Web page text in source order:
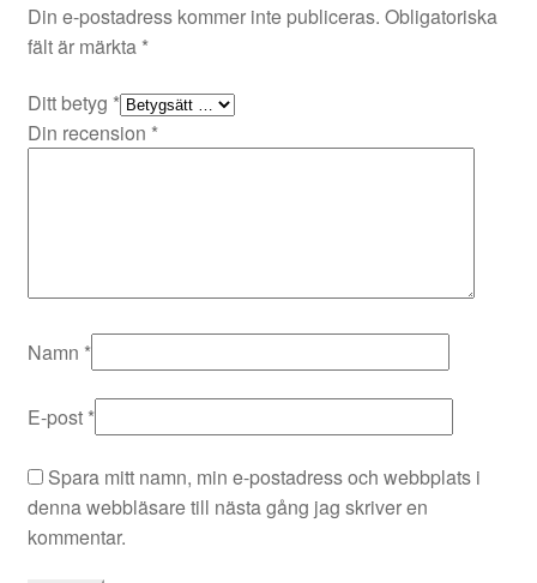
Din e-postadress kommer inte publiceras. Obligatoriska
fält är märkta *
Ditt betyg *
Din recension *
Namn *
E-post *
Spara mitt namn, min e-postadress och webbplats i
denna webbläsare till nästa gång jag skriver en
kommentar.